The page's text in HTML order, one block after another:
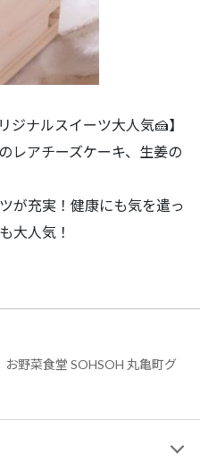
ナルスイーツ大人気🍰】
レアチーズケーキ、生姜の
が充実！健康にも気を遣っ
大人気！
お野菜食堂 SOHSOH 丸亀町グ